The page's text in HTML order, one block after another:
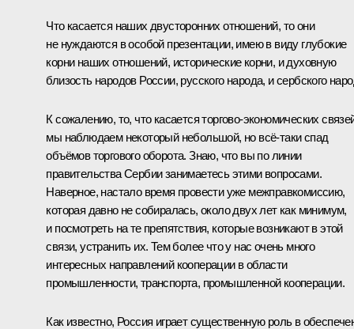
Что касается наших двусторонних отношений, то они
не нуждаются в особой презентации, имею в виду глубокие
корни наших отношений, исторические корни, и духовную
близость народов России, русского народа, и сербского
К сожалению, то, что касается торгово-экономических
мы наблюдаем некоторый небольшой, но всё-таки спад
объёмов торгового оборота. Знаю, что вы по линии
правительства Сербии занимаетесь этими вопросами.
Наверное, настало время провести уже межправкомиссию,
которая давно не собиралась, около двух лет как минимум,
и посмотреть на те препятствия, которые возникают в этой
связи, устранить их. Тем более что у нас очень много
интересных направлений кооперации в области
промышленности, транспорта, промышленной кооперации.
Как известно, Россия играет существенную роль в